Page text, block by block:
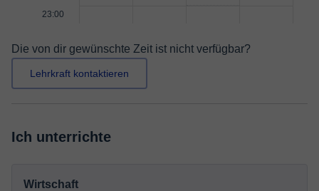
23:00
Die von dir gewünschte Zeit ist nicht verfügbar?
Lehrkraft kontaktieren
Ich unterrichte
Wirtschaft